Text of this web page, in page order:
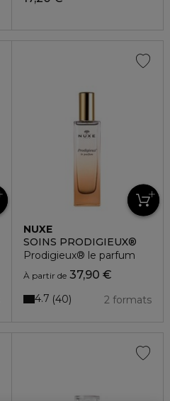
NUXE
SOINS PRODIGIEUX®
Prodigieux® le parfum
À partir de37,90 €
2 formats
4.7 40